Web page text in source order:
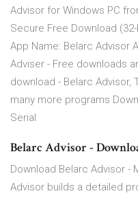
Advisor for Windows PC
Secure Free Download
App Name: Belarc Advisor
Adviser - Free downloads
download - Belarc Advisor,
many more programs
Serial
Belarc Advisor -
Download Belarc Advisor -
Advisor builds a detailed